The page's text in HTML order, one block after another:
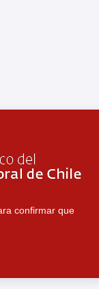
confirmar que